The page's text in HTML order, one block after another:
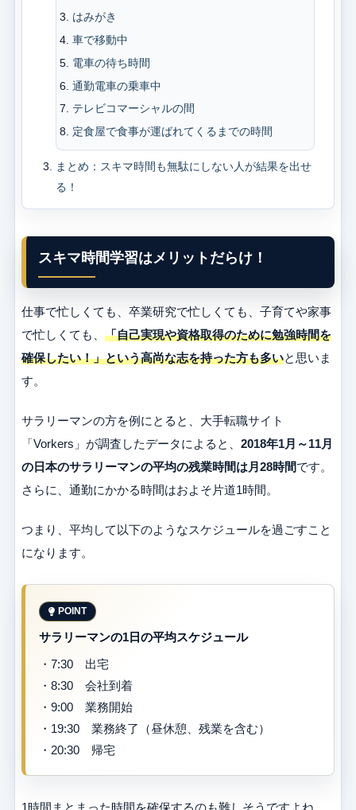
はみがき
車で移動中
電車の待ち時間
通勤電車の乗車中
テレビコマーシャルの間
定食屋で食事が運ばれてくるまでの時間
まとめ：スキマ時間も無駄にしない人が結果を出せ
る！
スキマ時間学習はメリットだらけ！
仕事で忙しくても、卒業研究で忙しくても、子育てや家事
で忙しくても、 「自己実現や資格取得のために勉強時間を
確保したい！」という高尚な志を持った方も多いと思いま
す。
サラリーマンの方を例にとると、大手転職サイト
「Vorkers」が調査したデータによると、 2018年1月～11月
の日本のサラリーマンの平均の残業時間は月28時間です。
さらに、通勤にかかる時間はおよそ片道1時間。
つまり、平均して以下のようなスケジュールを過ごすこと
になります。
サラリーマンの1日の平均スケジュール
・7:30 出宅
・8:30 会社到着
・9:00 業務開始
・19:30 業務終了（昼休憩、残業を含む）
・20:30 帰宅